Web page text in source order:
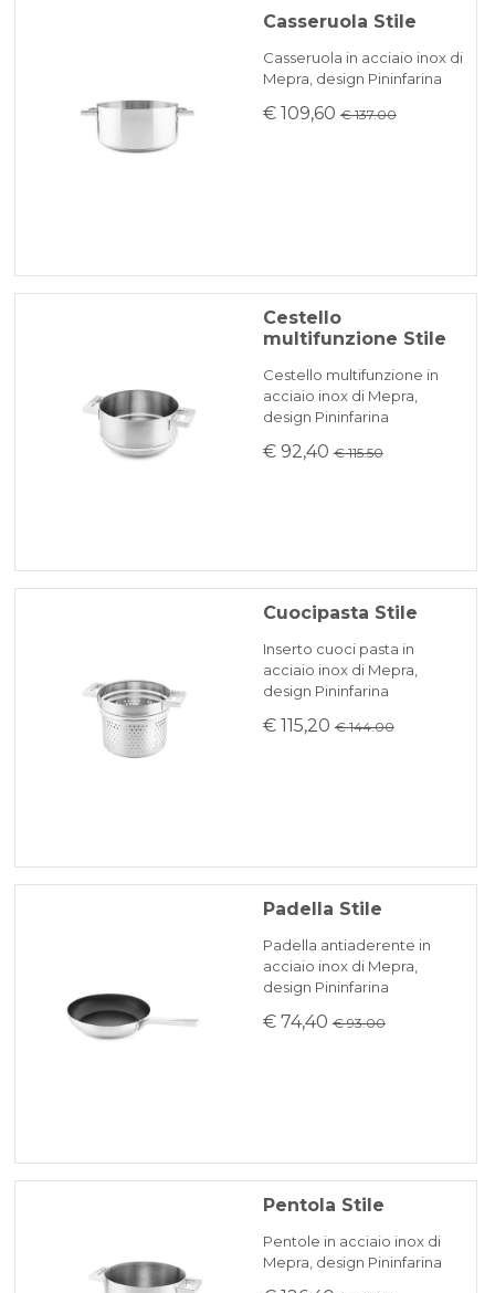
Casseruola Stile
Casseruola in acciaio inox di
Mepra, design Pininfarina
€ 109,60 € 137.00
Cestello
multifunzione Stile
Cestello multifunzione in
acciaio inox di Mepra,
design Pininfarina
€ 92,40 € 115.50
Cuocipasta Stile
Inserto cuoci pasta in
acciaio inox di Mepra,
design Pininfarina
€ 115,20 € 144.00
Padella Stile
Padella antiaderente in
acciaio inox di Mepra,
design Pininfarina
€ 74,40 € 93.00
Pentola Stile
Pentole in acciaio inox di
Mepra, design Pininfarina